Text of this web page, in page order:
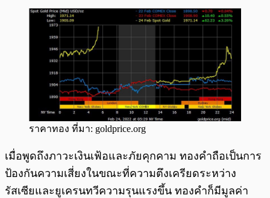
ราคาทอง ที่มา: goldprice.org
เมื่อพูดถึงภาวะเงินเฟ้อและภัยคุกคาม ทองคำถือเป็นการ
ป้องกันความเสี่ยงในขณะที่ความตึงเครียดระหว่าง
รัสเซียและยูเครนทวีความรุนแรงขึ้น ทองคำก็มีมูลค่า